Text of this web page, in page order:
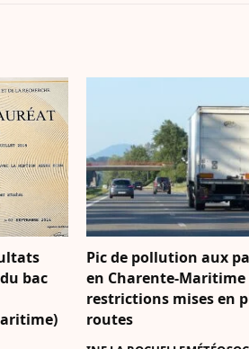
bac
Pic de pollution aux
en Charente-Maritime
restrictions mises en
routes